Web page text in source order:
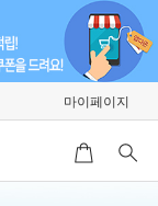
마이페이지